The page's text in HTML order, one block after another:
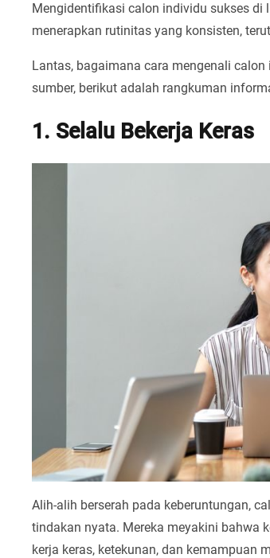
Mengidentifikasi calon individu sukses di
menerapkan rutinitas yang konsisten,
Lantas, bagaimana cara mengenali
sumber, berikut adalah rangkuman
1. Selalu Bekerja Keras
Alih-alih berserah pada keberuntungan,
tindakan nyata. Mereka meyakini bahwa
kerja keras, ketekunan, dan kemampuan